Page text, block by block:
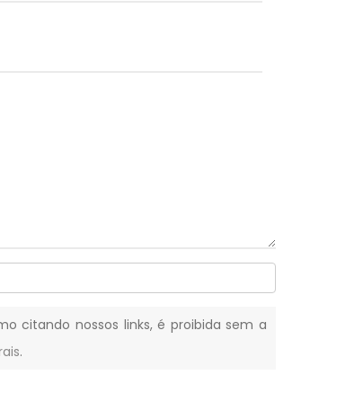
citando nossos links, é proibida sem a
.